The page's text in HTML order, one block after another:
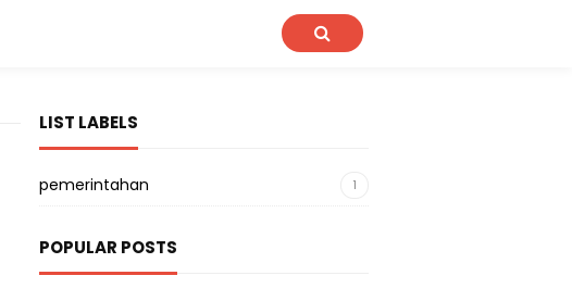
LIST LABELS
pemerintahan 1
POPULAR POSTS